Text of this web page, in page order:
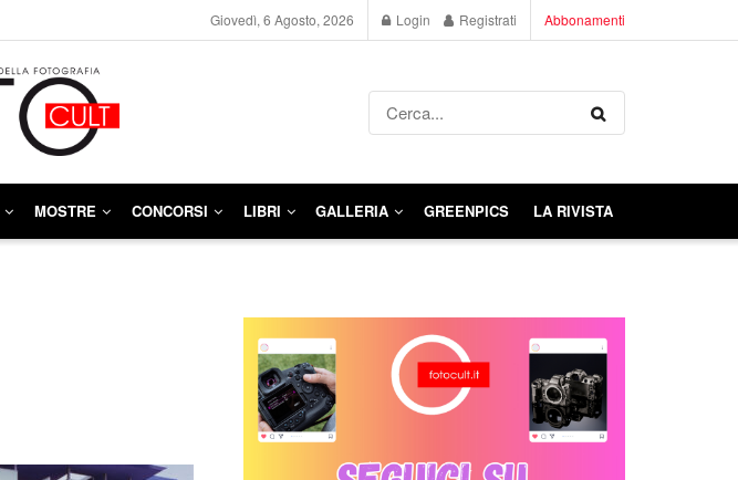
Giovedì, 6 Agosto, 2026 Login Registrati Abbonamenti
MOSTRE CONCORSI LIBRI GALLERIA GREENPICS LA RIVISTA